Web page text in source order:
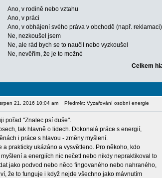
Ano, v rodině nebo vztahu
Ano, v práci
Ano, v obhájení svého práva v obchodě (např. reklamaci)
Ne, nezkoušel jsem
Ne, ale rád bych se to naučil nebo vyzkoušel
Ne, nevěřím, že je to možné
Celkem
21, 2016 10:04 am Předmět: Vyzařování osobní energie
pořad "Znalec psí duše".
tak hlavně o lidech. Dokonalá práce s energií,
i práce s hlavou - změny myšlení.
a prakticky ukázáno a vysvětleno. Pro někoho, kdo
a energiích nic nečetl nebo nikdy nepraktikoval to
jako podvod nebo něco fingovaného nebo nahraného,
že to funguje i když nejde všechno jako mávnutím